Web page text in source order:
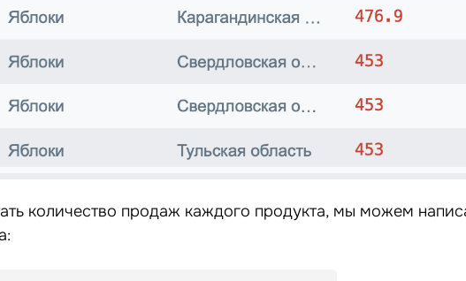
количество продаж каждого продукта, мы можем